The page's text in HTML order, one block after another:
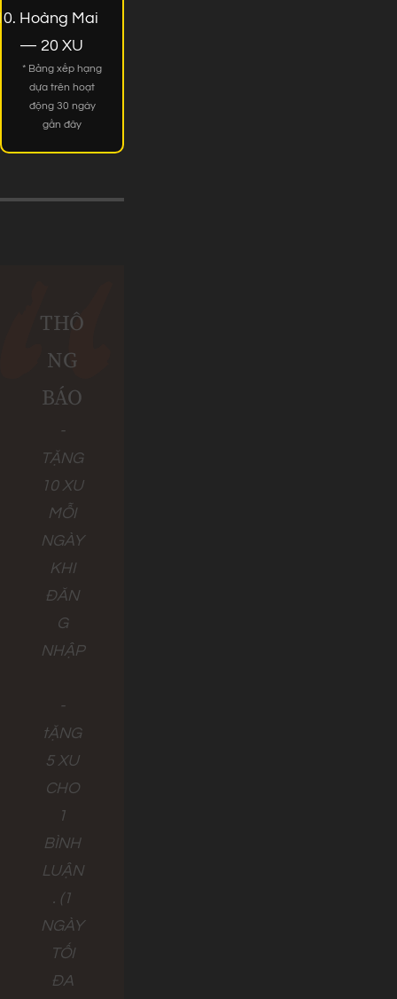
Hoàng Mai
— 20 XU
* Bảng xếp hạng
dựa trên hoạt
động 30 ngày
gần đây
THÔ
NG
BÁO
-
TẶNG
10 XU
MỖI
NGÀY
KHI
ĐĂN
G
NHẬP
-
tẶNG
5 XU
CHO
1
BÌNH
LUẬN
. (1
NGÀY
TỐI
ĐA